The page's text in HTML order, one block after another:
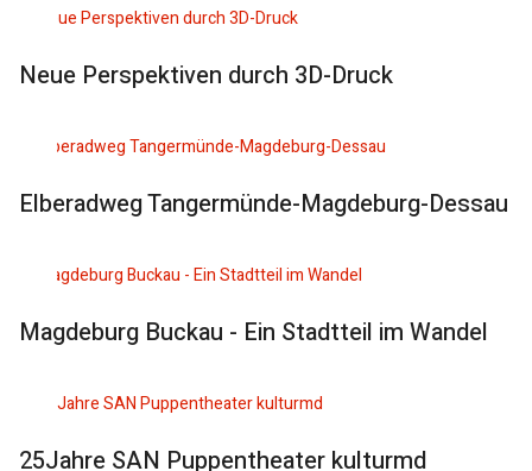
Neue Perspektiven durch 3D-Druck
Elberadweg Tangermünde-Magdeburg-Dessau
Magdeburg Buckau - Ein Stadtteil im Wandel
25Jahre SAN Puppentheater kulturmd